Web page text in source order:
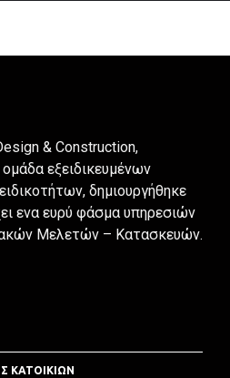
& Construction,
εξειδικευμένων
δημιουργήθηκε
ενα ευρύ φάσμα υπηρεσιών
Μελετών – Κατασκευών.
ΚΑΤΟΙΚΙΩΝ